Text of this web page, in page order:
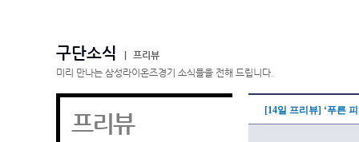
구단소식
프리뷰
미리 만나는 삼성라이온즈경기 소식들을 전해 드립니다.
프리뷰 [14일 프리뷰] ‘푸른